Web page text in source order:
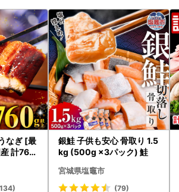
なぎ [最
計760
銀鮭 子供も安心 骨取り 1.5
kg (500g ×3パック) 鮭
宮城県塩竈市
(79)